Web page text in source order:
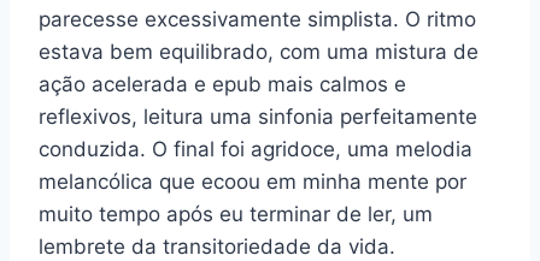
parecesse excessivamente simplista. O ritmo
estava bem equilibrado, com uma mistura de
ação acelerada e epub mais calmos e
reflexivos, leitura uma sinfonia perfeitamente
conduzida. O final foi agridoce, uma melodia
melancólica que ecoou em minha mente por
muito tempo após eu terminar de ler, um
lembrete da transitoriedade da vida.